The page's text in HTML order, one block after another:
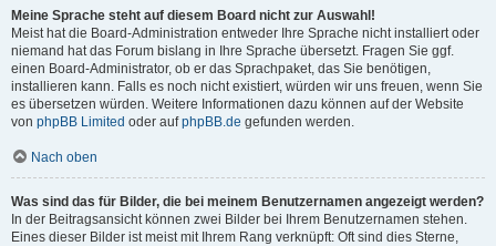
Meine Sprache steht auf diesem Board nicht zur Auswahl!
Meist hat die Board-Administration entweder Ihre Sprache nicht installiert oder
niemand hat das Forum bislang in Ihre Sprache übersetzt. Fragen Sie ggf.
einen Board-Administrator, ob er das Sprachpaket, das Sie benötigen,
installieren kann. Falls es noch nicht existiert, würden wir uns freuen, wenn Sie
es übersetzen würden. Weitere Informationen dazu können auf der Website
von phpBB Limited oder aufphpBB.de gefunden werden.
Nach oben
Was sind das für Bilder, die bei meinem Benutzernamen angezeigt werden?
In der Beitragsansicht können zwei Bilder bei Ihrem Benutzernamen stehen.
Eines dieser Bilder ist meist mit Ihrem Rang verknüpft: Oft sind dies Sterne,